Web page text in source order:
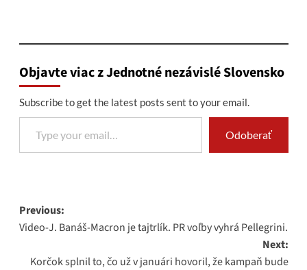
Objavte viac z Jednotné nezávislé Slovensko
Subscribe to get the latest posts sent to your email.
Type your email…
Odoberať
Post
navigation
Previous:
Video-J. Banáš-Macron je tajtrlík. PR voľby vyhrá Pellegrini.
Next:
Korčok splnil to, čo už v januári hovoril, že kampaň bude